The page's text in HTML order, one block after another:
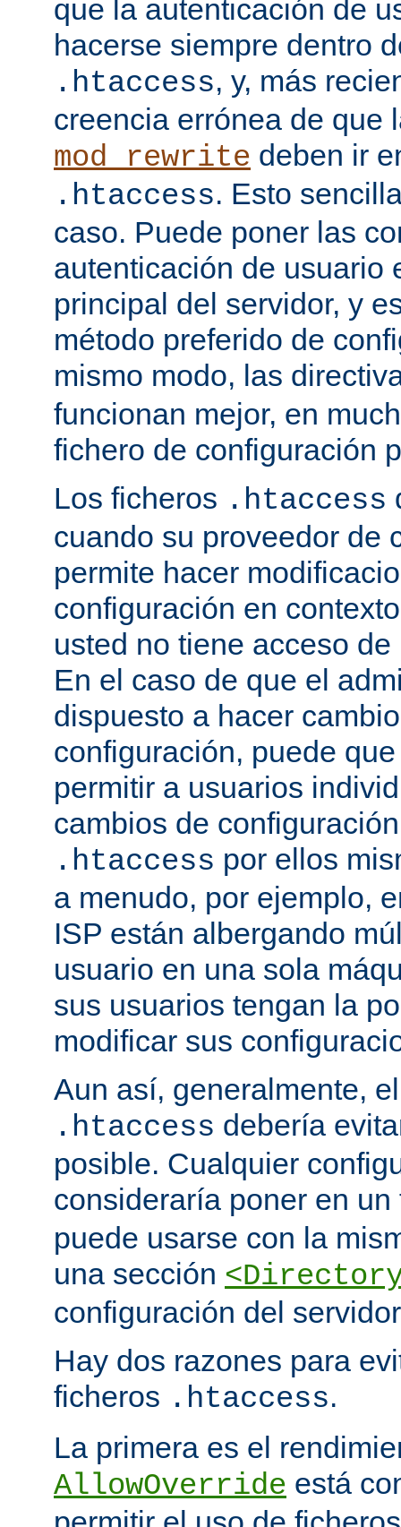
que la autenticación de
hacerse siempre dentro
.htaccess, y, más
creencia errónea de que
mod_rewrite deben ir
.htaccess. Esto
caso. Puede poner las
autenticación de usuario
principal del servidor, y
método preferido de
mismo modo, las
funcionan mejor, en
fichero de configuración
Los ficheros .htaccess
cuando su proveedor de
permite hacer
configuración en
usted no tiene acceso
En el caso de que el
dispuesto a hacer
configuración, puede
permitir a usuarios
cambios de
.htaccess por ellos
a menudo, por ejemplo,
ISP están albergando
usuario en una sola
sus usuarios tengan la
modificar sus
Aun así, generalmente,
.htaccess debería
posible. Cualquier
consideraría poner en
puede usarse con la
una sección
configuración del
Hay dos razones para
ficheros .htaccess.
La primera es el
AllowOverride está